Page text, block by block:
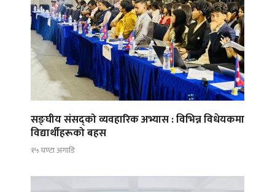
सङ्घीय संसद्को व्यवहारिक अभ्यास : विभिन्न विधेयकमा
विद्यार्थीहरूको बहस
१५ घण्टा अगाडि